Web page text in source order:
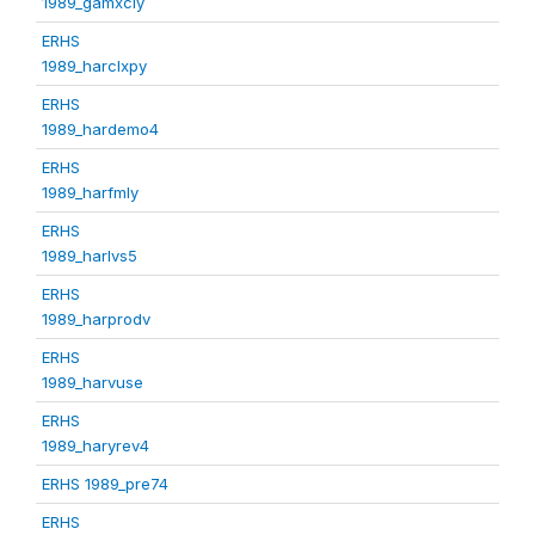
ERHS
1989_harclxpy
ERHS
1989_hardemo4
ERHS
1989_harfmly
ERHS
1989_harlvs5
ERHS
1989_harprodv
ERHS
1989_harvuse
ERHS
1989_haryrev4
ERHS 1989_pre74
ERHS